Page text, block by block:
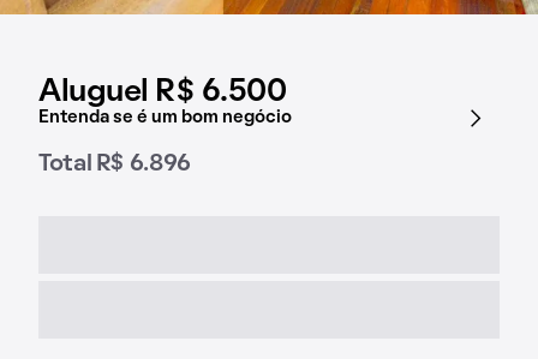
Aluguel R$ 6.500
Entenda se é um bom negócio
Total R$ 6.896